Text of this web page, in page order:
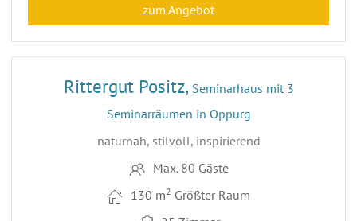
zum Angebot
30 ENTFERNUNG 52,9 KM
Rittergut Positz, Seminarhaus mit 3
Seminarräumen in Oppurg
naturnah, stilvoll, inspirierend
Max. 80 Gäste
130 m2 Größter Raum